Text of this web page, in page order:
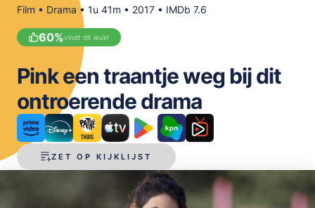
ALLES/NIETS SELECTEREN
App
Film • Drama • 1u 41m • 2017 • IMDb 7.6
60%vindt dit leuk!
ZET OP KIJKLIJST
Pink een traantje weg bij dit
ontroerende drama